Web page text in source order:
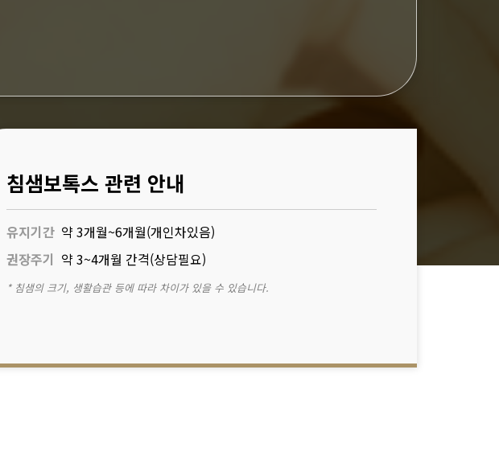
침샘보톡스 관련 안내
유지기간 약 3개월~6개월(개인차있음)
권장주기 약 3~4개월 간격(상담필요)
* 침샘의 크기, 생활습관 등에 따라 차이가 있을 수 있습니다.